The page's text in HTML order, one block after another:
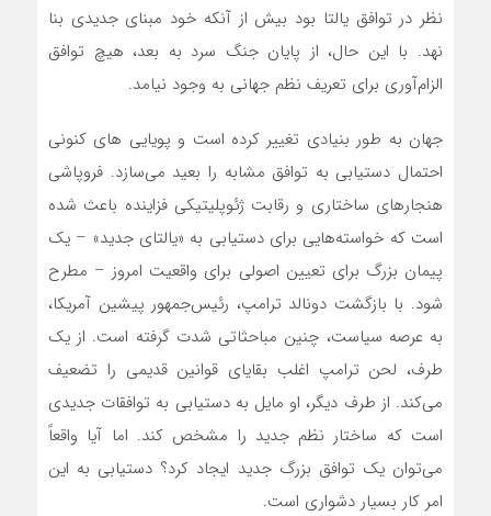
نظر در توافق یالتا بود بیش از آنکه خود مبنای جدیدی بنا
نهد. با این حال، از پایان جنگ سرد به بعد، هیچ توافق
الزام‌آوری برای تعریف نظم جهانی به وجود نیامد.
جهان به طور بنیادی تغییر کرده است و پویایی های کنونی
احتمال دستیابی به توافق مشابه را بعید می‌سازد. فروپاشی
هنجارهای ساختاری و رقابت ژئوپلیتیکی فزاینده باعث شده
است که خواسته‌هایی برای دستیابی به «یالتای جدید» – یک
پیمان بزرگ برای تعیین اصولی برای واقعیت امروز – مطرح
شود. با بازگشت دونالد ترامپ، رئیس‌جمهور پیشین آمریکا،
به عرصه سیاست، چنین مباحثاتی شدت گرفته است. از یک
طرف، لحن ترامپ اغلب بقایای قوانین قدیمی را تضعیف
می‌کند. از طرف دیگر، او مایل به دستیابی به توافقات جدیدی
است که ساختار نظم جدید را مشخص کند. اما آیا واقعاً
می‌توان یک توافق بزرگ جدید ایجاد کرد؟ دستیابی به این
امر کار بسیار دشواری است.